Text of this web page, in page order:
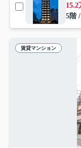
15.2
5階
賃貸マンション